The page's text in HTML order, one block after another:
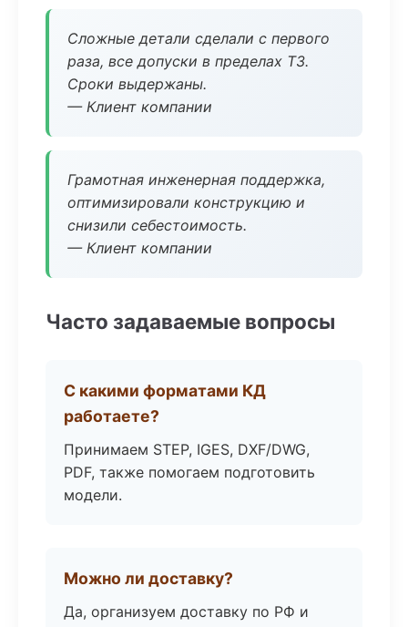
Сложные детали сделали с первого
раза, все допуски в пределах ТЗ.
Сроки выдержаны.
— Клиент компании
Грамотная инженерная поддержка,
оптимизировали конструкцию и
снизили себестоимость.
— Клиент компании
Часто задаваемые вопросы
С какими форматами КД
работаете?
Принимаем STEP, IGES, DXF/DWG,
PDF, также помогаем подготовить
модели.
Можно ли доставку?
Да, организуем доставку по РФ и